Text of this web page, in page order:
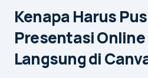
Kenapa Harus
Presentasi Online
Langsung di